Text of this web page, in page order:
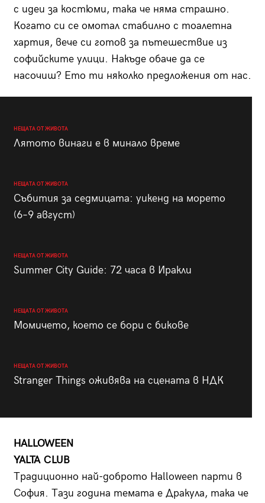
с идеи за костюми, така че няма страшно.
Когато си се омотал стабилно с тоалетна
хартия, вече си готов за пътешествие из
софийските улици. Накъде обаче да се
насочиш? Ето ти няколко предложения от нас.
НЕЩАТА ОТ ЖИВОТА
Лятото винаги е в минало време
НЕЩАТА ОТ ЖИВОТА
Събития за седмицата: уикенд на морето
(6–9 август)
НЕЩАТА ОТ ЖИВОТА
Summer City Guide: 72 часа в Иракли
НЕЩАТА ОТ ЖИВОТА
Момичето, което се бори с бикове
НЕЩАТА ОТ ЖИВОТА
Stranger Things оживява на сцената в НДК
HALLOWEEN
YALTA CLUB
Традиционно най-доброто Halloween парти в
София. Тази година темата е Дракула, така че